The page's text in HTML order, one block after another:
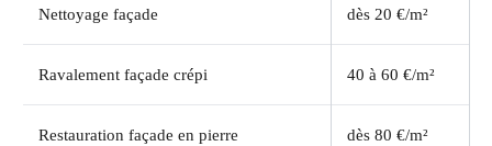
Nettoyage façade dès 20 €/m²
Ravalement façade crépi 40 à 60 €/m²
Restauration façade en pierre dès 80 €/m²